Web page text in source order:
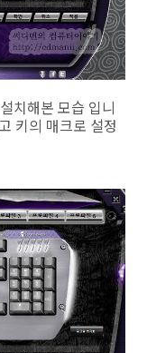
치해본 모습 입니
키의 매크로 설정